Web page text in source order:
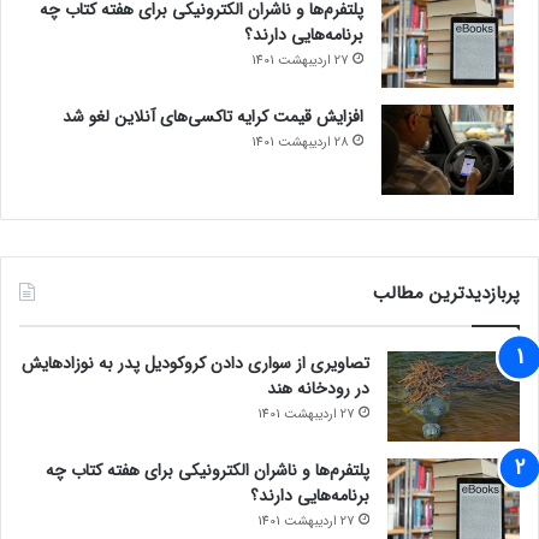
انتخاب گزینه‌های اقتصادی اهمیت دارد. این نکات به شما کمک
می‌کند تا تجهیزات مناسب برای نمایشگاه خود اجاره کنید و تجربه
بازدیدکنندگان را بهبود بخشید.
پلتفرم‌ها و ناشران الکترونیکی برای هفته کتاب چه
برنامه‌هایی دارند؟
27 اردیبهشت 1401
افزایش قیمت کرایه تاکسی‌های آنلاین لغو شد
28 اردیبهشت 1401
پربازدیدترین مطالب
تصاویری از سواری دادن کروکودیل پدر به نوزادهایش
در رودخانه هند
27 اردیبهشت 1401
پلتفرم‌ها و ناشران الکترونیکی برای هفته کتاب چه
برنامه‌هایی دارند؟
27 اردیبهشت 1401